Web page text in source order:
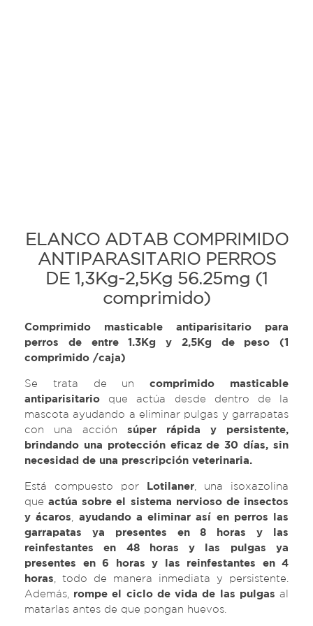
ELANCO ADTAB COMPRIMIDO
ANTIPARASITARIO PERROS
DE 1,3Kg-2,5Kg 56.25mg (1
comprimido)
Comprimido masticable antiparisitario
para
perros de entre 1.3Kg y 2,5Kg de peso (1
comprimido /caja)
Se trata de uncomprimido masticable
antiparisitario que actúa desde dentro de la
mascota ayudando a eliminar pulgas y garrapatas
con una acción súper rápida y persistente,
brindando una protección eficaz de 30 días, sin
necesidad de una prescripción veterinaria.
Está compuesto por Lotilaner , una isoxazolina
queactúa sobre el sistema nervioso de insectos
y ácaros
ayudando a eliminar así en perros las
garrapatas ya presentes en 8 horas y las
reinfestantes en 48 horas y las pulgas ya
presentes en 6 horas y las reinfestantes en 4
horas , todo de manera inmediata y persistente.
Además, rompe el ciclo de vida de las pulgasal
matarlas antes de que pongan huevos.